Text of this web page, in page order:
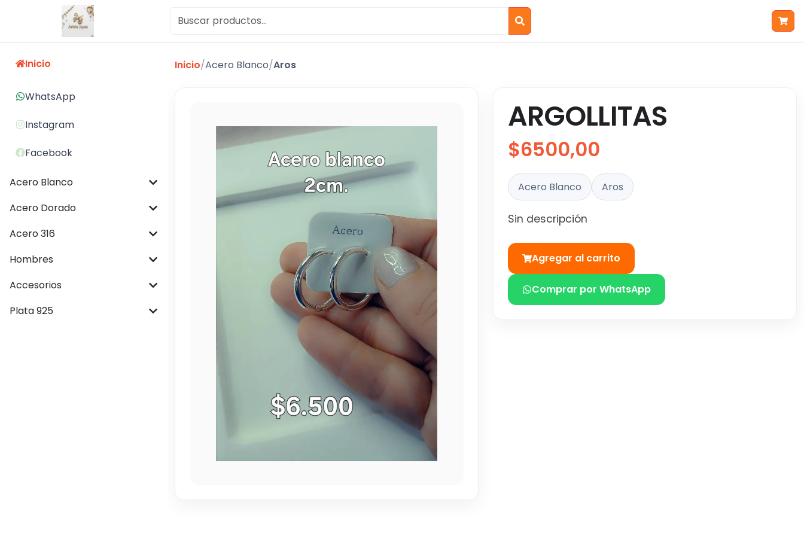
Inicio
WhatsApp
Instagram
Facebook
Acero Blanco
Acero Dorado
Acero 316
Hombres
Accesorios
Plata 925
Inicio/Acero Blanco/Aros
ARGOLLITAS
$6500,00
Acero Blanco Aros
Sin descripción
Agregar al carrito
Comprar por WhatsApp